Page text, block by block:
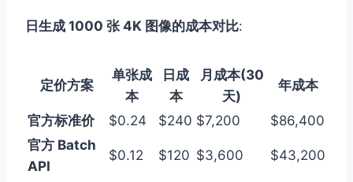
日生成 1000 张 4K 图像的成本对比:
定价方案
单张成
本
日成
本
月成本(30
天)
年成本
官方标准价 $0.24 $240 $7,200
$86,400
官方 Batch
API
$0.12 $120 $3,600 $43,200